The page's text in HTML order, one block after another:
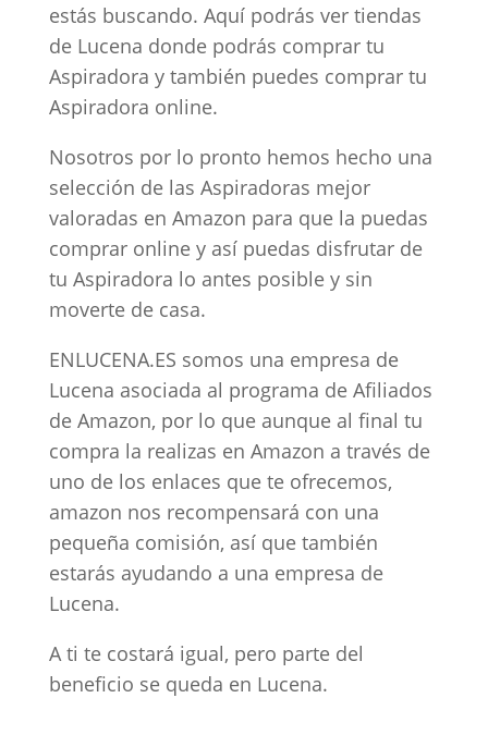
estás buscando. Aquí podrás ver tiendas
de Lucena donde podrás comprar tu
Aspiradora y también puedes comprar tu
Aspiradora online.
Nosotros por lo pronto hemos hecho una
selección de las Aspiradoras mejor
valoradas en Amazon para que la puedas
comprar online y así puedas disfrutar de
tu Aspiradora lo antes posible y sin
moverte de casa.
ENLUCENA.ES somos una empresa de
Lucena asociada al programa de Afiliados
de Amazon, por lo que aunque al final tu
compra la realizas en Amazon a través de
uno de los enlaces que te ofrecemos,
amazon nos recompensará con una
pequeña comisión, así que también
estarás ayudando a una empresa de
Lucena.
A ti te costará igual, pero parte del
beneficio se queda en Lucena.